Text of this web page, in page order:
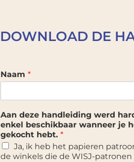
DOWNLOAD DE
Naam *
Aan deze handleiding werd
enkel beschikbaar wanneer je
gekocht hebt. *
Ja, ik heb het papieren
de winkels die de WISJ-patronen